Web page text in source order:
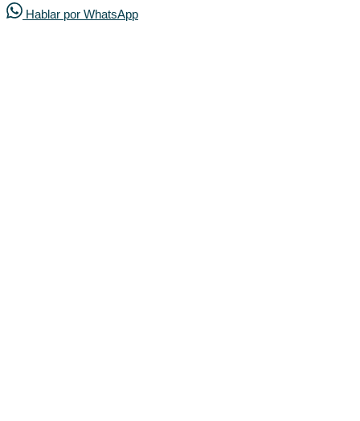
Hablar por WhatsApp